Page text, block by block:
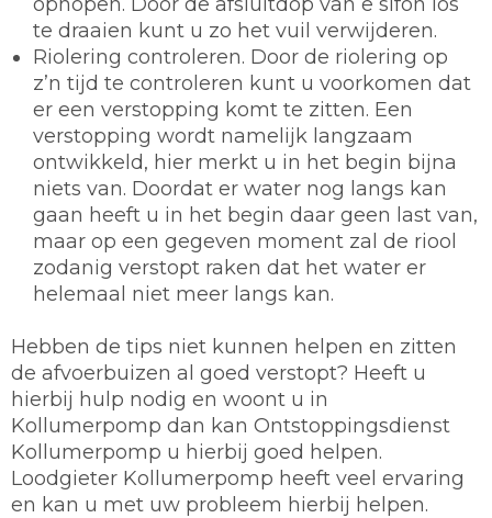
te draaien kunt u zo het vuil verwijderen.
Riolering controleren. Door de riolering op
z’n tijd te controleren kunt u voorkomen dat
er een verstopping komt te zitten. Een
verstopping wordt namelijk langzaam
ontwikkeld, hier merkt u in het begin bijna
niets van. Doordat er water nog langs kan
gaan heeft u in het begin daar geen last van,
maar op een gegeven moment zal de riool
zodanig verstopt raken dat het water er
helemaal niet meer langs kan.
Hebben de tips niet kunnen helpen en zitten
de afvoerbuizen al goed verstopt? Heeft u
hierbij hulp nodig en woont u in
Kollumerpomp dan kan Ontstoppingsdienst
Kollumerpomp u hierbij goed helpen.
Loodgieter Kollumerpomp heeft veel ervaring
en kan u met uw probleem hierbij helpen.